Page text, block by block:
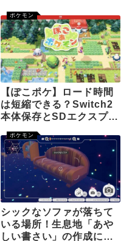
ポケモン
【ぽこポケ】ロード時間
は短縮できる？Switch2
本体保存とSDエクスプレ
ポケモン
シックなソファが落ちて
いる場所！生息地「あや
しい書さい」の作成に必